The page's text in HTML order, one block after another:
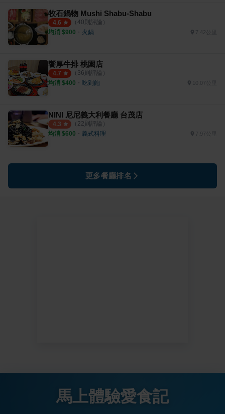
牧石鍋物 Mushi Shabu-Shabu
4.6 （ 40則評論）
均消 $900 ・ 火鍋 7.42公里
饗厚牛排 桃園店
4.7 （ 36則評論）
均消 $400 ・ 吃到飽
NINI 尼尼義大利餐廳 台茂店
4.3 （ 22則評論）
均消 $600 ・ 義式料理
更多餐廳排名
馬上體驗愛食記